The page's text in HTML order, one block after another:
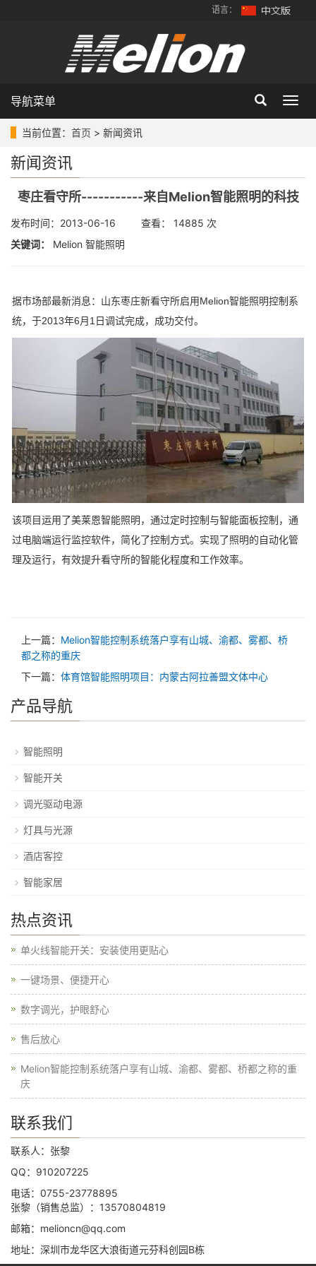
语言：
导航菜单
当前位置： 首页 > 新闻资讯
新闻资讯
枣庄看守所-----------来自Melion智能照明的科技
发布时间：2013-06-16 查看： 14885 次
关键词：
Melion 智能照明
据市场部最新消息：山东枣庄新看守所启用Melion智能照明控制系
统，于2013年6月1日调试完成，成功交付。
该项目运用了美莱恩智能照明，通过定时控制与智能面板控制，通
过电脑端运行监控软件，简化了控制方式。实现了照明的自动化管
理及运行，有效提升看守所的智能化程度和工作效率。
上一篇： Melion智能控制系统落户享有山城、渝都、雾都、桥
都之称的重庆
下一篇： 体育馆智能照明项目：内蒙古阿拉善盟文体中心
产品导航
智能照明
智能开关
调光驱动电源
灯具与光源
酒店客控
智能家居
热点资讯
单火线智能开关：安装使用更贴心
一键场景、便捷开心​
数字调光，护眼舒心
售后放心
Melion智能控制系统落户享有山城、渝都、雾都、桥都之称的重
庆
联系我们
联系人：张黎
QQ：910207225
电话：0755-23778895
张黎（销售总监）：13570804819
邮箱：melioncn@qq.com
地址：深圳市龙华区大浪街道元芬科创园B栋